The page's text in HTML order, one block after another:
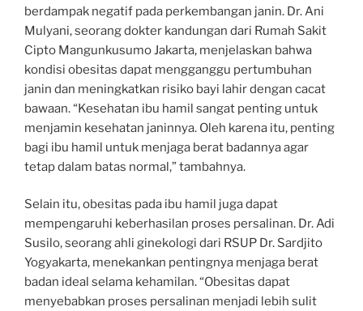
berdampak negatif pada perkembangan janin. Dr. Ani
Mulyani, seorang dokter kandungan dari Rumah Sakit
Cipto Mangunkusumo Jakarta, menjelaskan bahwa
kondisi obesitas dapat mengganggu pertumbuhan
janin dan meningkatkan risiko bayi lahir dengan cacat
bawaan. “Kesehatan ibu hamil sangat penting untuk
menjamin kesehatan janinnya. Oleh karena itu, penting
bagi ibu hamil untuk menjaga berat badannya agar
tetap dalam batas normal,” tambahnya.
Selain itu, obesitas pada ibu hamil juga dapat
mempengaruhi keberhasilan proses persalinan. Dr. Adi
Susilo, seorang ahli ginekologi dari RSUP Dr. Sardjito
Yogyakarta, menekankan pentingnya menjaga berat
badan ideal selama kehamilan. “Obesitas dapat
menyebabkan proses persalinan menjadi lebih sulit